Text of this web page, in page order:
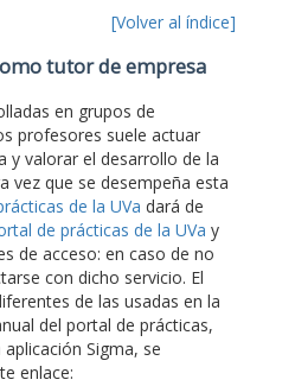
[Volver al índice]
tutor de empresa
en grupos de
profesores suele actuar
y valorar el desarrollo de la
vez que se desempeña esta
de la UVa dará de
de prácticas de la UVa y
de acceso: en caso de no
con dicho servicio. El
de las usadas en la
del portal de prácticas,
Sigma, se
enlace: